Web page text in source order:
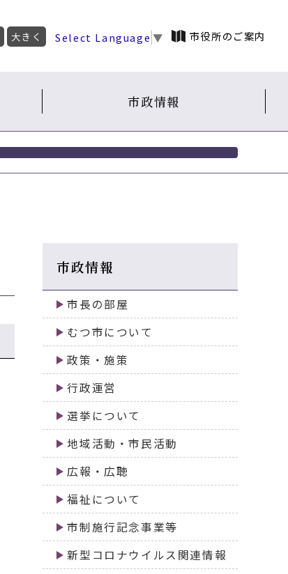
大きく Select Language ▼ 市役所のご案内
市政情報
市政情報
市長の部屋
むつ市について
政策・施策
行政運営
選挙について
地域活動・市民活動
広報・広聴
福祉について
市制施行記念事業等
新型コロナウイルス関連情報